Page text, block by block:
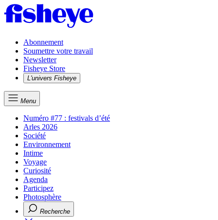
Abonnement
Soumettre votre travail
Newsletter
Fisheye Store
L'univers Fisheye
Menu
Numéro #77 : festivals d’été
Arles 2026
Société
Environnement
Intime
Voyage
Curiosité
Agenda
Participez
Photosphère
Recherche